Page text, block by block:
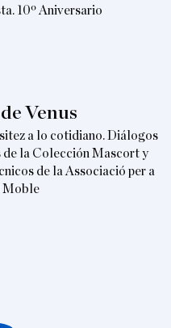
10º Aniversario
Venus
a lo cotidiano. Diálogos
de la Colección Mascort y
de la Associació per a
Moble